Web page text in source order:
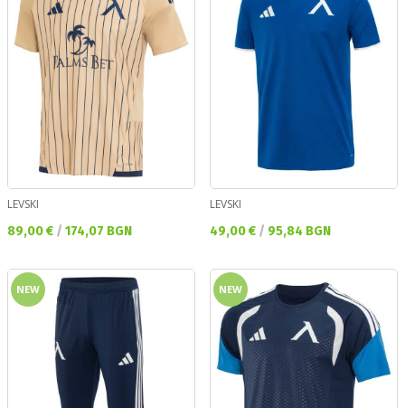
LEVSKI
Текуща цена:
89,00 € / 174,07 BGN
LEVSKI
Текуща цена:
49,00 € / 95,84 BGN
NEW NEW